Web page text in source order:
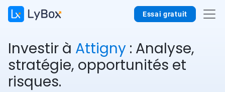
Essai gratuit
Investir à Attigny : Analyse,
stratégie, opportunités et
risques.